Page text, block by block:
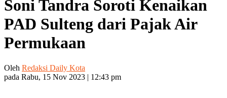
Soni Tandra Soroti Kenaikan
PAD Sulteng dari Pajak Air
Permukaan
Oleh Redaksi Daily Kota
pada Rabu, 15 Nov 2023 | 12:43 pm